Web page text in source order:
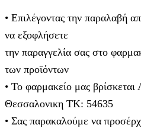
• Επιλέγοντας την παραλαβή
να εξοφλήσετε
την παραγγελία σας στο
των προϊόντων
• Το φαρμακείο μας
Θεσσαλονικη ΤΚ: 54635
• Σας παρακαλούμε να